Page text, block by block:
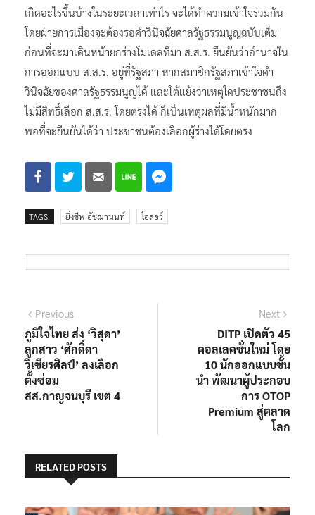
เกิดอะไรขึ้นบ้างในระยะเวลาเท่าไร จะได้ทำความเข้าใจร่วมกัน
โดยฝ่ายการเมืองจะต้องรอคำวินิจฉัยศาลรัฐธรรมนูญฉบับเต็ม
ก่อนที่จะมาเดินหน้ายกร่างโมเดลที่มา ส.ส.ร. ยืนยันว่าอำนาจใน
การออกแบบ ส.ส.ร. อยู่ที่รัฐสภา หากสมาชิกรัฐสภาเข้าใจคำ
วินิจฉัยของศาลรัฐธรรมนูญได้ และโต้แย้งว่าเหตุใดประชาชนถึง
ไม่มีสิทธิ์เลือก ส.ส.ร. โดยตรงได้ ก็เป็นเหตุผลที่มีน้ำหนักมาก
พอที่จะยืนยันได้ว่า ประชาชนต้องเลือกผู้ร่างได้โดยตรง
TAGS: ยิ่งชีพ อัชฌานนท์ ไอลอว์
แนะแนว
เรื่อง
PreviousPrevious
post:
ภูมิใจไทย ส่ง ‘วิสุดา’
ลูกสาว ‘ศักดิ์ดา
วิเชียรศิลป์’ ลงเลือก
ตั้งซ่อม
สส.กาญจนบุรี เขต 4
Next
post:
DITP เปิดตัว 45
คอลเลคชั่นใหม่ โดย
10 นักออกแบบชั้น
นำ พัฒนาผู้ประกอบ
การ OTOP
Premium สู่ตลาด
โลก
RELATED POSTS